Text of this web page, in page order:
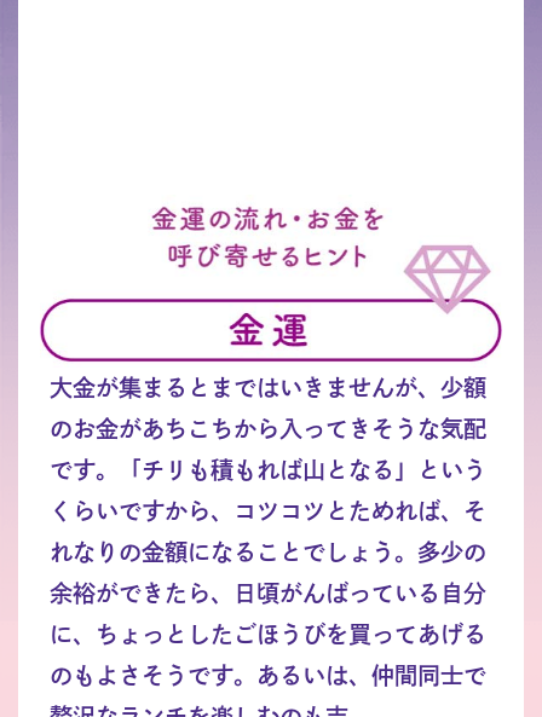
大金が集まるとまではいきませんが、少額
のお金があちこちから入ってきそうな気配
です。「チリも積もれば山となる」という
くらいですから、コツコツとためれば、そ
れなりの金額になることでしょう。多少の
余裕ができたら、日頃がんばっている自分
に、ちょっとしたごほうびを買ってあげる
のもよさそうです。あるいは、仲間同士で